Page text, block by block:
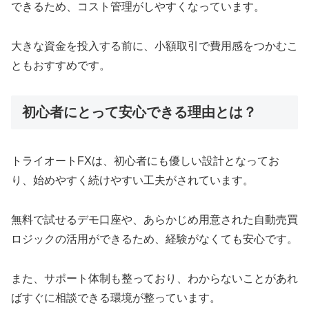
できるため、コスト管理がしやすくなっています。
大きな資金を投入する前に、小額取引で費用感をつかむこ
ともおすすめです。
初心者にとって安心できる理由とは？
トライオートFXは、初心者にも優しい設計となってお
り、始めやすく続けやすい工夫がされています。
無料で試せるデモ口座や、あらかじめ用意された自動売買
ロジックの活用ができるため、経験がなくても安心です。
また、サポート体制も整っており、わからないことがあれ
ばすぐに相談できる環境が整っています。